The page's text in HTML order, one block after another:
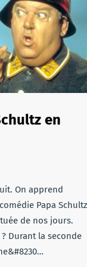
en
On apprend
Papa Schultz
de nos jours.
Durant la seconde